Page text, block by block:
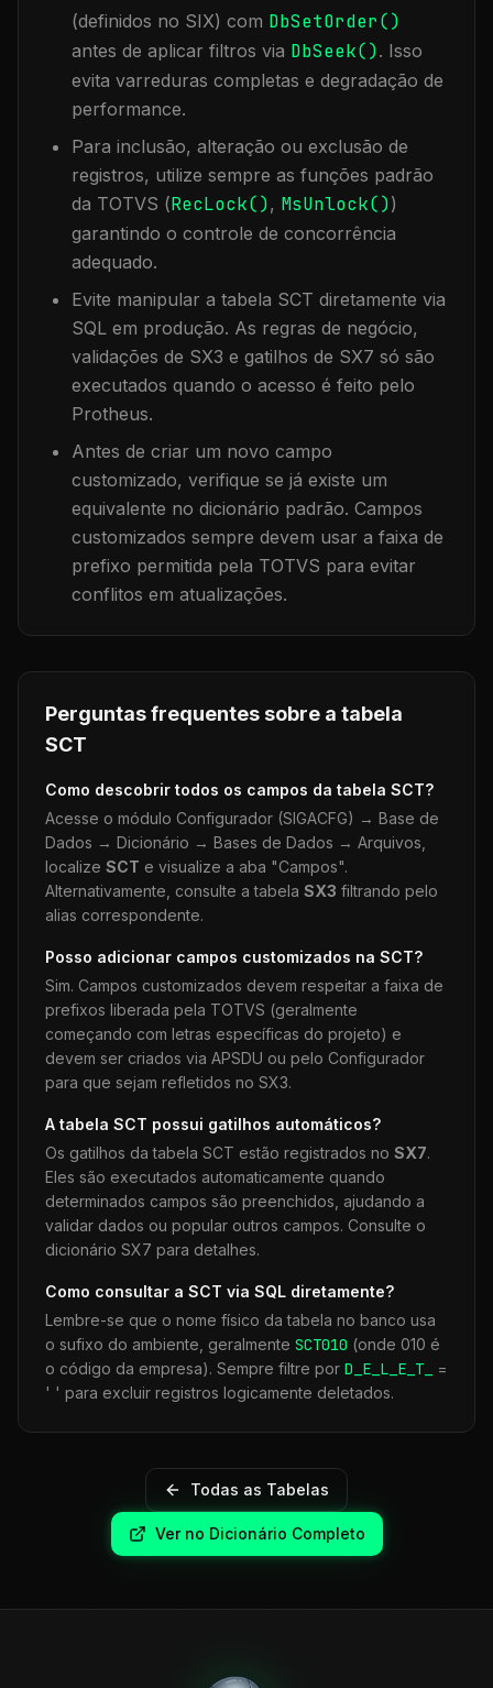
(definidos no SIX) com DbSetOrder()
antes de aplicar filtros via DbSeek(). Isso
evita varreduras completas e degradação de
performance.
Para inclusão, alteração ou exclusão de
registros, utilize sempre as funções padrão
da TOTVS (RecLock(), MsUnlock())
garantindo o controle de concorrência
adequado.
Evite manipular a tabela SCT diretamente via
SQL em produção. As regras de negócio,
validações de SX3 e gatilhos de SX7 só são
executados quando o acesso é feito pelo
Protheus.
Antes de criar um novo campo
customizado, verifique se já existe um
equivalente no dicionário padrão. Campos
customizados sempre devem usar a faixa de
prefixo permitida pela TOTVS para evitar
conflitos em atualizações.
Perguntas frequentes sobre a tabela
SCT
Como descobrir todos os campos da tabela SCT?
Acesse o módulo Configurador (SIGACFG) → Base de
Dados → Dicionário → Bases de Dados → Arquivos,
localize SCT e visualize a aba "Campos".
Alternativamente, consulte a tabela SX3 filtrando pelo
alias correspondente.
Posso adicionar campos customizados na SCT?
Sim. Campos customizados devem respeitar a faixa de
prefixos liberada pela TOTVS (geralmente
começando com letras específicas do projeto) e
devem ser criados via APSDU ou pelo Configurador
para que sejam refletidos no SX3.
A tabela SCT possui gatilhos automáticos?
Os gatilhos da tabela SCT estão registrados no SX7.
Eles são executados automaticamente quando
determinados campos são preenchidos, ajudando a
validar dados ou popular outros campos. Consulte o
dicionário SX7 para detalhes.
Como consultar a SCT via SQL diretamente?
Lembre-se que o nome físico da tabela no banco usa
o sufixo do ambiente, geralmente SCT010 (onde 010 é
o código da empresa). Sempre filtre por D_E_L_E_T_
=
' ' para excluir registros logicamente deletados.
Todas as Tabelas
Ver no Dicionário Completo